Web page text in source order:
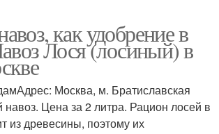
как удобрение в
Лося (лосиный) в
Москва, м. Братиславская
Цена за 2 литра. Рацион лосей в
из древесины, поэтому их